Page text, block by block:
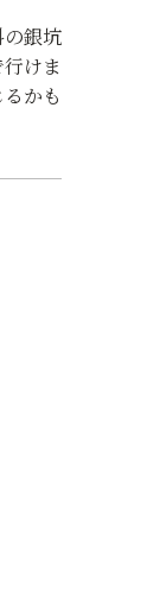
銀坑
けま
かも